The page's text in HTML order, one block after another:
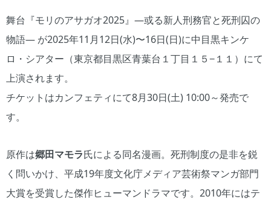
舞台『モリのアサガオ2025』―或る新人刑務官と死刑囚の
物語― が2025年11月12日(水)〜16日(日)に中目黒キンケ
ロ・シアター（東京都目黒区青葉台１丁目１５−１１）にて
上演されます。
チケットはカンフェティにて8月30日(土) 10:00～発売で
す。
原作は郷田マモラ氏による同名漫画。死刑制度の是非を鋭
く問いかけ、平成19年度文化庁メディア芸術祭マンガ部門
大賞を受賞した傑作ヒューマンドラマです。2010年にはテ